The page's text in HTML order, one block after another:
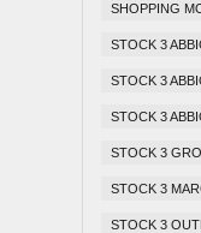
SHOPPING
STOCK 3
STOCK 3
STOCK 3
STOCK 3
STOCK 3
STOCK 3